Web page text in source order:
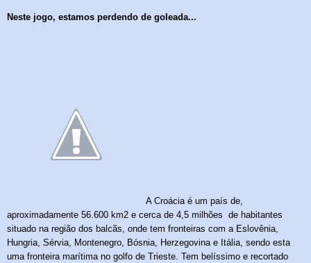
Neste jogo, estamos perdendo de goleada...
A Croácia é um país de,
aproximadamente 56.600 km2 e cerca de 4,5 milhões de habitantes
situado na região dos balcãs, onde tem fronteiras com a Eslovênia,
Hungria, Sérvia, Montenegro, Bósnia, Herzegovina e Itália, sendo esta
uma fronteira marítima no golfo de Trieste. Tem belíssimo e recortado